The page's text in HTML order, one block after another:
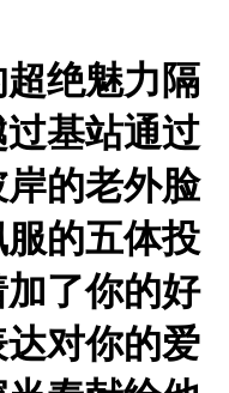
绝魅力隔
基站通过
的老外脸
的五体投
了你的好
对你的爱